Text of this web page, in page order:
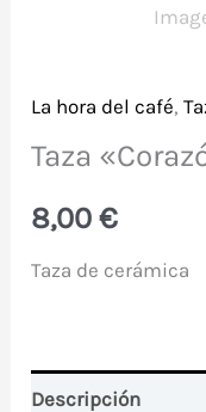
La hora del café,
Taza
8,00€
Taza de cerámica
Descripción